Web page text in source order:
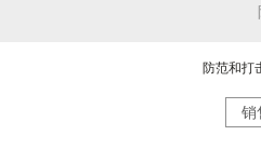
防范和打
销